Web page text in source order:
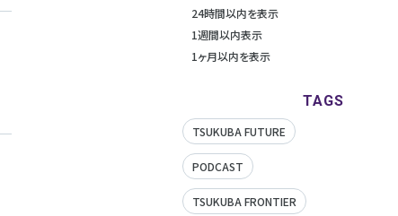
24時間以内を表示
1週間以内表示
1ヶ月以内を表示
TAGS
TSUKUBA FUTURE
PODCAST
TSUKUBA FRONTIER